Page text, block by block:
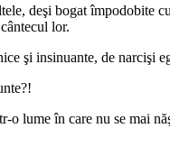
deşi bogat împodobite
lor.
şi insinuante, de narcişi
o lume în care nu se mai